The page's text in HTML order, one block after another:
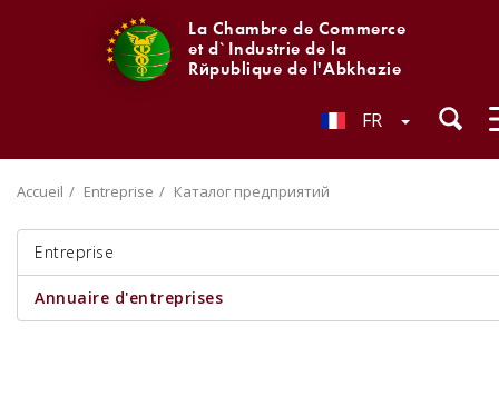
La Chambre de Commerce
et d`Industrie de la
République de l'Abkhazie
FR
Accueil Entreprise Каталог предприятий
Entreprise
Annuaire d'entreprises